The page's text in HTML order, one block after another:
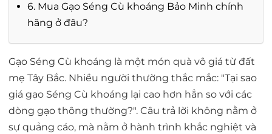
6. Mua Gạo Séng Cù khoáng Bảo Minh chính
hãng ở đâu?
Gạo Séng Cù khoáng là một món quà vô giá từ đất
mẹ Tây Bắc. Nhiều người thường thắc mắc: "Tại sao
giá gạo Séng Cù khoáng lại cao hơn hẳn so với các
dòng gạo thông thường?". Câu trả lời không nằm ở
sự quảng cáo, mà nằm ở hành trình khắc nghiệt và